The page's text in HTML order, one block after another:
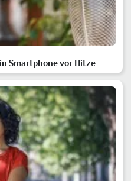
Smartphone vor Hitze